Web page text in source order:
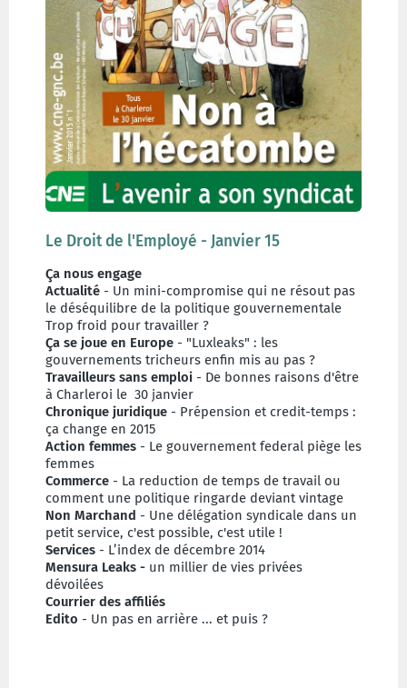
Le Droit de l'Employé - Janvier 15
Ça nous engage
Actualité - Un mini-compromise qui ne résout pas
le déséquilibre de la politique gouvernementale
Trop froid pour travailler ?
Ça se joue en Europe - "Luxleaks" : les
gouvernements tricheurs enfin mis au pas ?
Travailleurs sans emploi - De bonnes raisons d'être
à Charleroi le 30 janvier
Chronique juridique - Prépension et credit-temps :
ça change en 2015
Action femmes - Le gouvernement federal piège les
femmes
Commerce - La reduction de temps de travail ou
comment une politique ringarde deviant vintage
Non Marchand - Une délégation syndicale dans un
petit service, c'est possible, c'est utile !
Services - L’index de décembre 2014
Mensura Leaks - un millier de vies privées
dévoilées
Courrier des affiliés
Edito - Un pas en arrière ... et puis ?